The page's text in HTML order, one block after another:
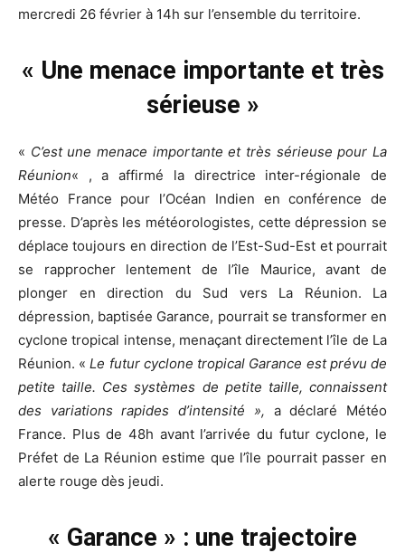
mercredi 26 février à 14h sur l’ensemble du territoire.
« Une menace importante et très
sérieuse »
« C’est une menace importante et très sérieuse pour La
Réunion« , a affirmé la directrice inter-régionale de
Météo France pour l’Océan Indien en conférence de
presse. D’après les météorologistes, cette dépression se
déplace toujours en direction de l’Est-Sud-Est et pourrait
se rapprocher lentement de l’île Maurice, avant de
plonger en direction du Sud vers La Réunion. La
dépression, baptisée Garance, pourrait se transformer en
cyclone tropical intense, menaçant directement l’île de La
Réunion. «Le futur cyclone tropical Garance est prévu de
petite taille. Ces systèmes de petite taille, connaissent
des variations rapides d’intensité », a déclaré Météo
France. Plus de 48h avant l’arrivée du futur cyclone, le
Préfet de La Réunion estime que l’île pourrait passer en
alerte rouge dès jeudi.
« Garance » : une trajectoire